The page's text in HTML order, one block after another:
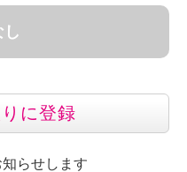
し
に登録
らせします